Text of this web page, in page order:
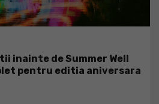
inainte de Summer Well
pentru editia aniversara